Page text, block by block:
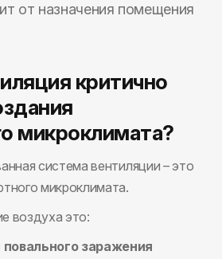
от назначения помещения
критично
микроклимата?
система вентиляции – это
микроклимата.
воздуха это:
заражения